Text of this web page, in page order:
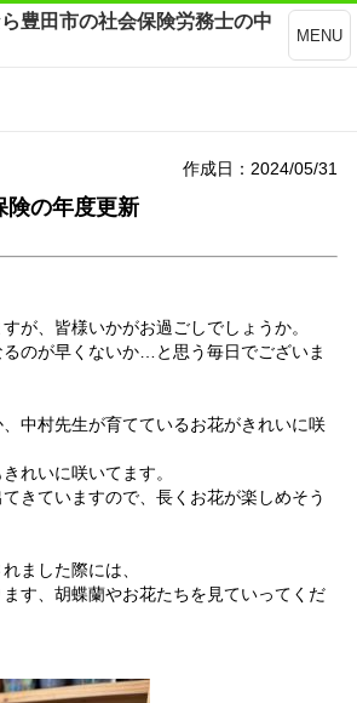
豊田市の社会保険労務士の中
MENU
作成日：2024/05/31
険の年度更新
が、皆様いかがお過ごしでしょうか。
るのが早くないか…と思う毎日でございま
中村先生が育てているお花がきれいに咲
れいに咲いてます。
きていますので、長くお花が楽しめそう
ました際には、
す、胡蝶蘭やお花たちを見ていってくだ